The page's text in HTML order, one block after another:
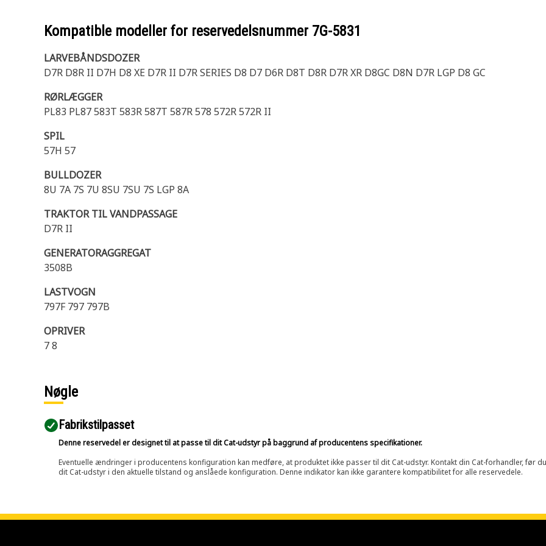
Kompatible modeller for reservedelsnummer 7G-5831
LARVEBÅNDSDOZER
D7R D8R II D7H D8 XE D7R II D7R SERIES D8 D7 D6R D8T D8R D7R XR D8GC D8N D7R LGP D8 GC
RØRLÆGGER
PL83 PL87 583T 583R 587T 587R 578 572R 572R II
SPIL
57H 57
BULLDOZER
8U 7A 7S 7U 8SU 7SU 7S LGP 8A
TRAKTOR TIL VANDPASSAGE
D7R II
GENERATORAGGREGAT
3508B
LASTVOGN
797F 797 797B
OPRIVER
7 8
Nøgle
Fabrikstilpasset
Denne reservedel er designet til at passe til dit Cat-udstyr på baggrund af producentens specifikationer.
Eventuelle ændringer i producentens konfiguration kan medføre, at produktet ikke passer til dit Cat-udstyr. Kontakt din Cat-forhandler, før
dit Cat-udstyr i den aktuelle tilstand og anslåede konfiguration. Denne indikator kan ikke garantere kompatibilitet for alle reservedele.